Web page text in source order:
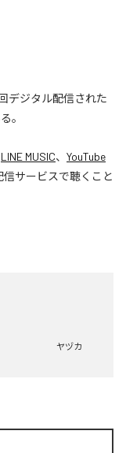
デジタル配信された
。
LINE MUSIC、 YouTube
信サービスで聴くこと
ヤヅカ